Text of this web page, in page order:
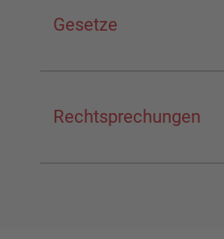
Gesetze
Rechtsprechungen